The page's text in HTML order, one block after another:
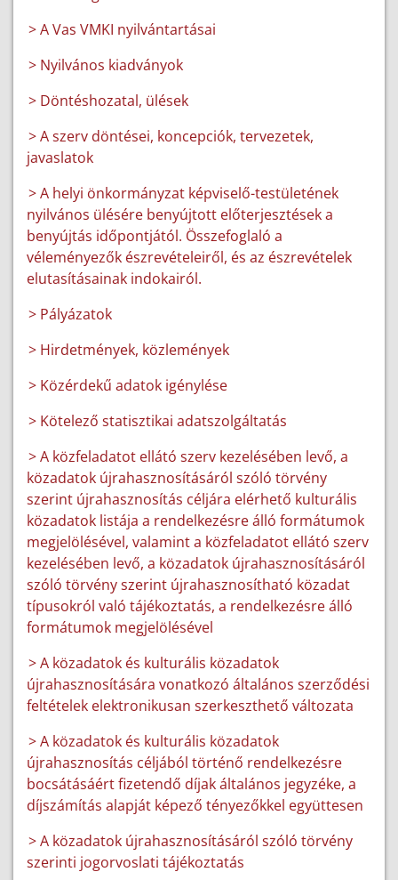
> A Vas VMKI nyilvántartásai
> Nyilvános kiadványok
> Döntéshozatal, ülések
> A szerv döntései, koncepciók, tervezetek,
javaslatok
> A helyi önkormányzat képviselő-testületének
nyilvános ülésére benyújtott előterjesztések a
benyújtás időpontjától. Összefoglaló a
véleményezők észrevételeiről, és az észrevételek
elutasításainak indokairól.
> Pályázatok
> Hirdetmények, közlemények
> Közérdekű adatok igénylése
> Kötelező statisztikai adatszolgáltatás
> A közfeladatot ellátó szerv kezelésében levő, a
közadatok újrahasznosításáról szóló törvény
szerint újrahasznosítás céljára elérhető kulturális
közadatok listája a rendelkezésre álló formátumok
megjelölésével, valamint a közfeladatot ellátó szerv
kezelésében levő, a közadatok újrahasznosításáról
szóló törvény szerint újrahasznosítható közadat
típusokról való tájékoztatás, a rendelkezésre álló
formátumok megjelölésével
> A közadatok és kulturális közadatok
újrahasznosítására vonatkozó általános szerződési
feltételek elektronikusan szerkeszthető változata
> A közadatok és kulturális közadatok
újrahasznosítás céljából történő rendelkezésre
bocsátásáért fizetendő díjak általános jegyzéke, a
díjszámítás alapját képező tényezőkkel együttesen
> A közadatok újrahasznosításáról szóló törvény
szerinti jogorvoslati tájékoztatás